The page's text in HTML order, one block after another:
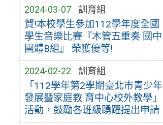
2024-03-07 訓育組
賀!本校學生參加112學年度全國
學生音樂比賽『木管五重奏 國中
團體B組』 榮獲優等!
2024-02-22 訓育組
「112學年第2學期臺北市青少年
發展暨家庭教 育中心校外教學」
活動，鼓勵各班級踴躍提出申請